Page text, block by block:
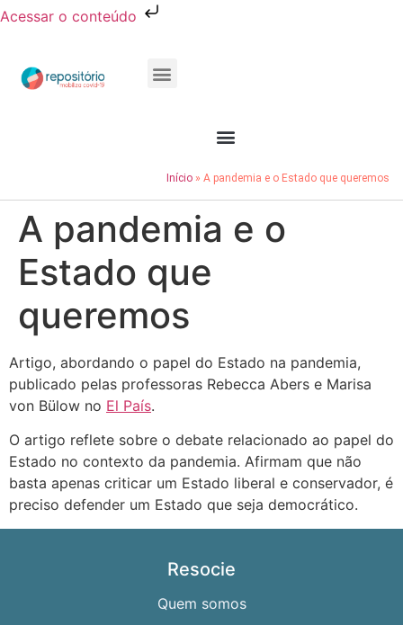
Acessar o conteúdo
Início » A pandemia e o Estado que queremos
A pandemia e o
Estado que
queremos
Artigo, abordando o papel do Estado na pandemia,
publicado pelas professoras Rebecca Abers e Marisa
von Bülow no El País.
O artigo reflete sobre o debate relacionado ao papel do
Estado no contexto da pandemia. Afirmam que não
basta apenas criticar um Estado liberal e conservador, é
preciso defender um Estado que seja democrático.
Resocie
Quem somos